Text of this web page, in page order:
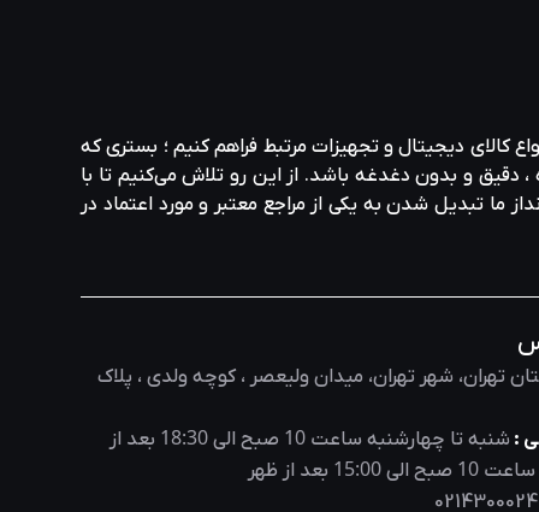
کالای دیجیتال و تجهیزات مرتبط فراهم کنیم ؛ بستری که
دقیق و بدون دغدغه باشد. از این رو تلاش می‌کنیم تا با
ما تبدیل شدن به یکی از مراجع معتبر و مورد اعتماد در
تهران، شهر تهران، میدان ولیعصر ، کوچه ولدی ، پلاک
: شنبه تا چهارشنبه ساعت صبح الی 18:30 بعد از
ساعت
صبح الی 15:00 بعد از ظهر